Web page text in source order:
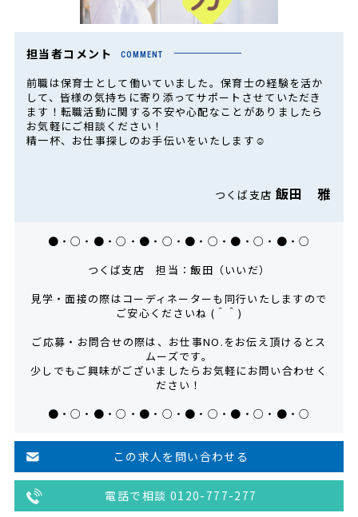
担当者コメント COMMENT
前職は保育士として働いていました。保育士の経験を活か
して、皆様の気持ちに寄り添ってサポートさせていただき
ます！転職活動に関する不安や心配なことがありましたら
お気軽にご相談ください！
精一杯、お仕事探しのお手伝いをいたします☺
つくば支店 飯田 雅
●・○・●・○・●・○・●・○・●・○・●・○
つくば支店 担当：飯田（いいだ）
見学・面接の際はコーディネーターも同行いたしますので
ご安心くださいね (＾＾)
ご応募・お問合せの際は、お仕事NO.をお伝え頂けるとス
ムーズです。
少しでもご興味がございましたらお気軽にお問い合わせく
ださい！
●・○・●・○・●・○・●・○・●・○・●・○
この求人を問い合わせる
電話で相談 0120-777-277